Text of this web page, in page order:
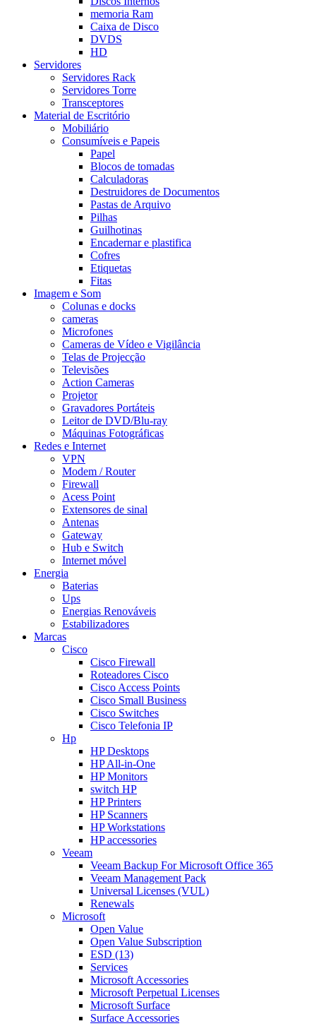
memoria Ram
Caixa de Disco
DVDS
HD
Servidores
Servidores Rack
Servidores Torre
Transceptores
Material de Escritório
Mobiliário
Consumíveis e Papeis
Papel
Blocos de tomadas
Calculadoras
Destruidores de Documentos
Pastas de Arquivo
Pilhas
Guilhotinas
Encadernar e plastifica
Cofres
Etiquetas
Fitas
Imagem e Som
Colunas e docks
cameras
Microfones
Cameras de Vídeo e Vigilância
Telas de Projecção
Televisões
Action Cameras
Projetor
Gravadores Portáteis
Leitor de DVD/Blu-ray
Máquinas Fotográficas
Redes e Internet
VPN
Modem / Router
Firewall
Acess Point
Extensores de sinal
Antenas
Gateway
Hub e Switch
Internet móvel
Energia
Baterias
Ups
Energias Renováveis
Estabilizadores
Marcas
Cisco
Cisco Firewall
Roteadores Cisco
Cisco Access Points
Cisco Small Business
Cisco Switches
Cisco Telefonia IP
Hp
HP Desktops
HP All-in-One
HP Monitors
switch HP
HP Printers
HP Scanners
HP Workstations
HP accessories
Veeam
Veeam Backup For Microsoft Office 365
Veeam Management Pack
Universal Licenses (VUL)
Renewals
Microsoft
Open Value
Open Value Subscription
ESD (13)
Services
Microsoft Accessories
Microsoft Perpetual Licenses
Microsoft Surface
Surface Accessories